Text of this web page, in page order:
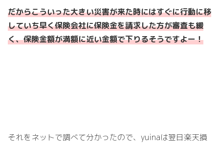
だからこういった大きい災害が来た時にはすぐに行動に移
していち早く保険会社に保険金を請求した方が審査も緩
く、保険金額が満額に近い金額で下りるそうですよー！
それをネットで調べて分かったので、 yuinaは翌日楽天損